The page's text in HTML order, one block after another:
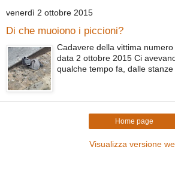
venerdì 2 ottobre 2015
Di che muoiono i piccioni?
Cadavere della vittima
data 2 ottobre 2015 Ci
qualche tempo fa, dalle stanze
Home page
Visualizza versione